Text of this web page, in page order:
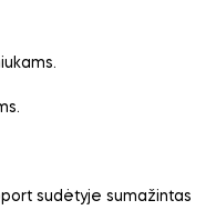
sudėtyje sumažintas